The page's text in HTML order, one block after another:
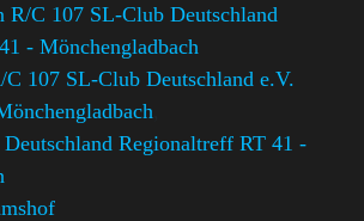
R/C 107 SL-Club Deutschland
- Mönchengladbach
C 107 SL-Club Deutschland e.V.
Regionaltreff RT 41 -